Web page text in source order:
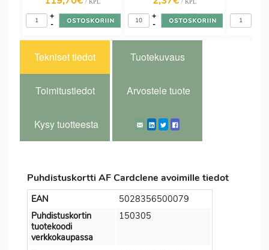
/ KPL
-
+
/ KPL
-
+
Tekniset tiedot Tuotekuvaus
Toimitustiedot Arvostele tuote
Kysy tuotteesta
Puhdistuskortti AF Cardclene avoimille tiedot
EAN
5028356500079
Puhdistuskortin
tuotekoodi
verkkokaupassa
150305